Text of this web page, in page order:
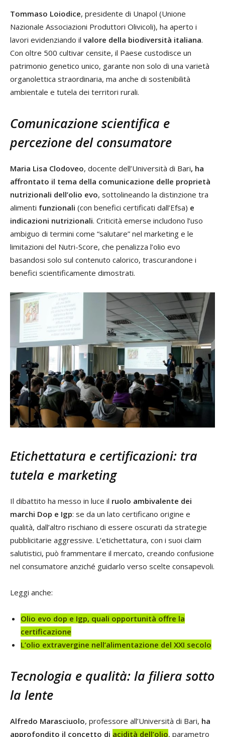
Tommaso Loiodice, presidente di Unapol (Unione
Nazionale Associazioni Produttori Olivicoli), ha aperto i
lavori evidenziando il valore della biodiversità italiana.
Con oltre 500 cultivar censite, il Paese custodisce un
patrimonio genetico unico, garante non solo di una varietà
organolettica straordinaria, ma anche di sostenibilità
ambientale e tutela dei territori rurali.
Comunicazione scientifica e
percezione del consumatore
Maria Lisa Clodoveo, docente dell’Università di Bari, ha
affrontato il tema della comunicazione delle proprietà
nutrizionali dell’olio evo, sottolineando la distinzione tra
alimenti funzionali (con benefici certificati dall’Efsa) e
indicazioni nutrizionali. Criticità emerse includono l’uso
ambiguo di termini come “salutare” nel marketing e le
limitazioni del Nutri-Score, che penalizza l’olio evo
basandosi solo sul contenuto calorico, trascurandone i
benefici scientificamente dimostrati.
Etichettatura e certificazioni: tra
tutela e marketing
Il dibattito ha messo in luce il ruolo ambivalente dei
marchi Dop e Igp: se da un lato certificano origine e
qualità, dall’altro rischiano di essere oscurati da strategie
pubblicitarie aggressive. L’etichettatura, con i suoi claim
salutistici, può frammentare il mercato, creando confusione
nel consumatore anziché guidarlo verso scelte consapevoli.
Leggi anche:
Olio evo dop e Igp, quali opportunità offre la
certificazione
L’olio extravergine nell’alimentazione del XXI secolo
Tecnologia e qualità: la filiera sotto
la lente
Alfredo Marasciuolo, professore all’Università di Bari, ha
approfondito il concetto di acidità dell’olio, parametro